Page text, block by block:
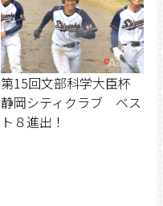
第15回文部科学大臣杯
静岡シティクラブ ベス
ト８進出！